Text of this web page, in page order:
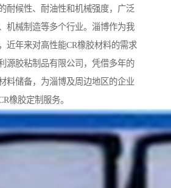
耐候性、耐油性和机械强度，广泛
机械制造等多个行业。淄博作为我
近年来对高性能CR橡胶材料的需求
源胶粘制品有限公司，凭借多年的
料储备，为淄博及周边地区的企业
橡胶定制服务。